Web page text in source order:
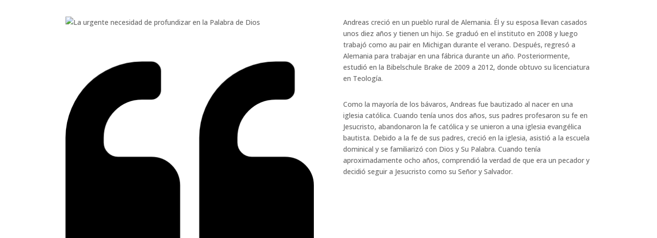
Andreas creció en un pueblo rural de Alemania. Él y su esposa llevan casados
unos diez años y tienen un hijo. Se graduó en el instituto en 2008 y luego
trabajó como au pair en Michigan durante el verano. Después, regresó a
Alemania para trabajar en una fábrica durante un año. Posteriormente,
estudió en la Bibelschule Brake de 2009 a 2012, donde obtuvo su licenciatura
en Teología.
Como la mayoría de los bávaros, Andreas fue bautizado al nacer en una
iglesia católica. Cuando tenía unos dos años, sus padres profesaron su fe en
Jesucristo, abandonaron la fe católica y se unieron a una iglesia evangélica
bautista. Debido a la fe de sus padres, creció en la iglesia, asistió a la escuela
dominical y se familiarizó con Dios y Su Palabra. Cuando tenía
aproximadamente ocho años, comprendió la verdad de que era un pecador y
decidió seguir a Jesucristo como su Señor y Salvador.